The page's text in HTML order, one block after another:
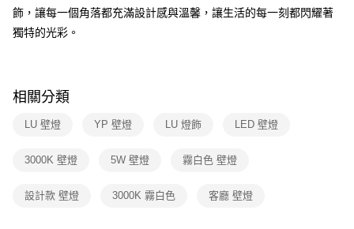
AFTEE先享後付是「在收到商品之後才付款」的支付方式。 讓您購物簡單
便利好安心！
１．簡單：不需註冊會員、不需綁卡、不需儲值。
【「AFTEE先享後付」結帳流程】
１．於結帳方式選擇「AFTEE先享後付」後，將跳轉至「AFTEE先享後付」
結帳頁面，進行簡訊認證並確認金額後，即可完成結帳。
ATM／網路銀行／等多元方式進行付款，方視為交易完成。
購買商品的店家。未經商家同意取消之訂單仍視為有效，需透過AFTEE先享
每筆NT$180，滿NT$5,000(含以上)免運費
飾，讓每一個角落都充滿設計感與溫馨，讓生活的每一刻都閃耀著
獨特的光彩。
相關分類
LU 壁燈 YP 壁燈 LU 燈飾 LED 壁燈
3000K 壁燈 5W 壁燈 霧白色 壁燈
設計款 壁燈 3000K 霧白色 客廳 壁燈